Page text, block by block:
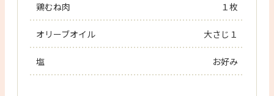
鶏むね肉 １枚
オリーブオイル 大さじ１
塩 お好み